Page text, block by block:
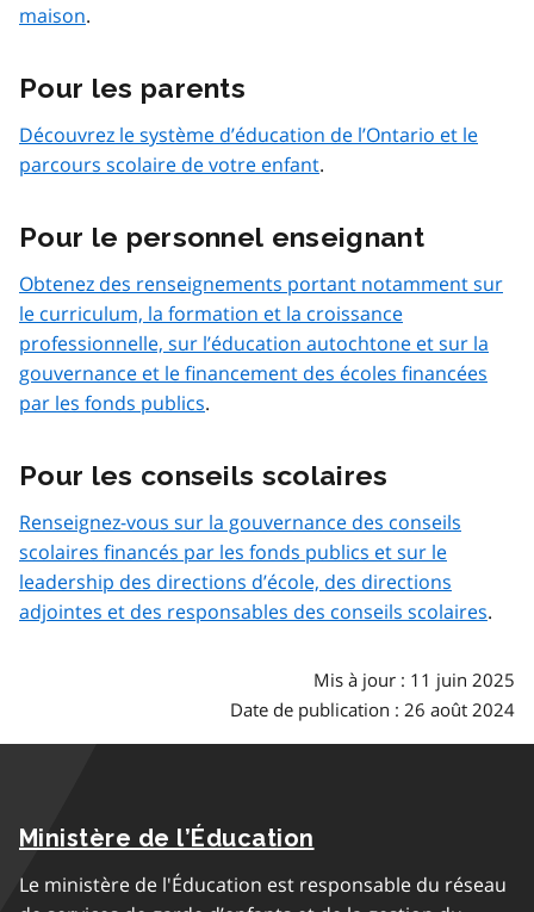
maison.
Pour les parents
Découvrez le système d’éducation de l’Ontario et le
parcours scolaire de votre enfant.
Pour le personnel enseignant
Obtenez des renseignements portant notamment sur
le curriculum, la formation et la croissance
professionnelle, sur l’éducation autochtone et sur la
gouvernance et le financement des écoles financées
par les fonds publics.
Pour les conseils scolaires
Renseignez-vous sur la gouvernance des conseils
scolaires financés par les fonds publics et sur le
leadership des directions d’école, des directions
adjointes et des responsables des conseils scolaires.
Mis à jour : 11 juin 2025
Date de publication : 26 août 2024
Ministère de l’Éducation
Le ministère de l'Éducation est responsable du réseau